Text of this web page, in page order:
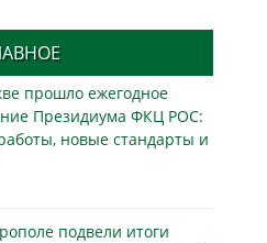
прошло ежегодное
Президиума ФКЦ РОС:
новые стандарты и
подвели итоги